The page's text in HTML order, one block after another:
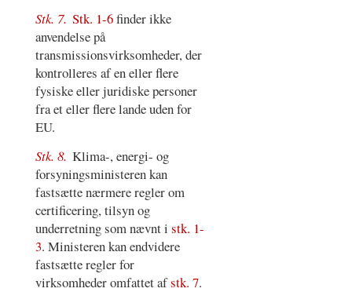
Stk. 7. Stk. 1-6finder ikke
anvendelse på
transmissionsvirksomheder, der
kontrolleres af en eller flere
fysiske eller juridiske personer
fra et eller flere lande uden for
EU.
Stk. 8. Klima-, energi- og
forsyningsministeren kan
fastsætte nærmere regler om
certificering, tilsyn og
underretning som nævnt i stk. 1-
3. Ministeren kan endvidere
fastsætte regler for
virksomheder omfattet afstk. 7.